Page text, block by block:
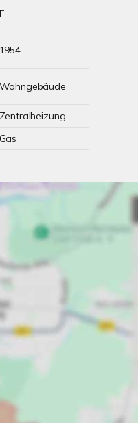
F
1954
Wohngebäude
Zentralheizung
Gas